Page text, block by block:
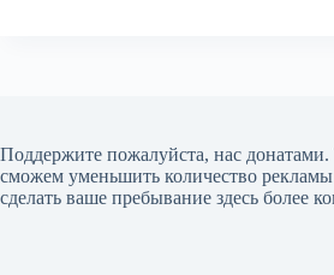
Поддержите пожалуйста, нас донатами.
сможем уменьшить количество
сделать ваше пребывание здесь более